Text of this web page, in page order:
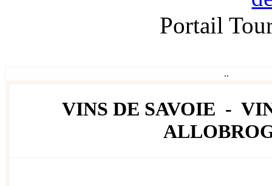
Portail
..
VINS DE SAVOIE -